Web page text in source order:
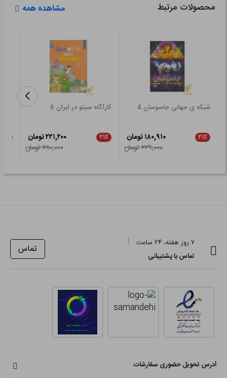
محصولات مرتبط مشاهده همه
شبکه ی جهانی جاسوسان 4
۲۱٪
۱۸۰,۹۱۰ تومان
۲۲۹,۰۰۰ تومان
کارآگاه سیتو در ایران 6
۲۱٪
۲۲۱,۲۰۰ تومان
۲۸۰,۰۰۰ تومان
۷ روز هفته، ۲۴ ساعت
تماس با پشتیبانی
تماس
آدرس تحویل حضوری سفارشات